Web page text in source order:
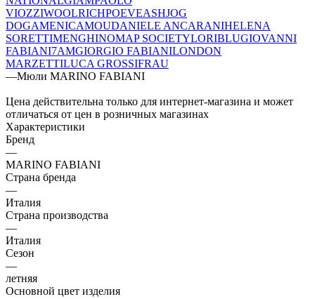
VIOZZIWOOLRICHPOEVEASHJOG
DOGAMENICAMOUDANIELE ANCARANIHELENA
SORETTIMENGHINOMAP SOCIETYLORIBLUGIOVANNI
FABIANI7AMGIORGIO FABIANILONDON
MARZETTILUCA GROSSIFRAU
—Мюли MARINO FABIANI
Цена действительна только для интернет-магазина и может
отличаться от цен в розничных магазинах
Характеристики
Бренд
—
MARINO FABIANI
Страна бренда
—
Италия
Страна производства
—
Италия
Сезон
—
летняя
Основной цвет изделия